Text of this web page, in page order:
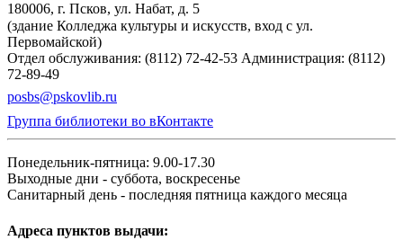
180006, г. Псков, ул. Набат, д. 5
(здание Колледжа культуры и искусств, вход с ул.
Первомайской)
Отдел обслуживания: (8112) 72-42-53 Администрация: (8112)
72-89-49
posbs@pskovlib.ru
Группа библиотеки во вКонтакте
Понедельник-пятница: 9.00-17.30
Выходные дни - суббота, воскресенье
Санитарный день - последняя пятница каждого месяца
Адреса пунктов выдачи: